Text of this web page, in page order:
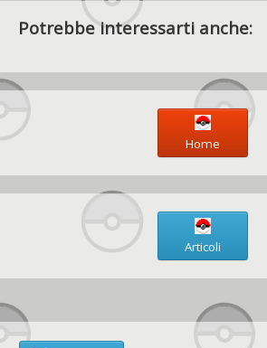
Potrebbe interessarti anche:
Home
Articoli